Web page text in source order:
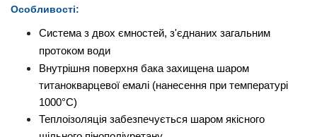
Особливості:
Система з двох ємностей, з'єднаних загальним
протоком води
Внутрішня поверхня бака захищена шаром
титанокварцевої емалі (нанесення при температурі
1000°C)
Теплоізоляція забезпечується шаром якісного